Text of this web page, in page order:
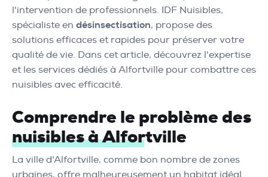
l'intervention de professionnels. IDF Nuisibles,
spécialiste en désinsectisation, propose des
solutions efficaces et rapides pour préserver votre
qualité de vie. Dans cet article, découvrez l'expertise
et les services dédiés à Alfortville pour combattre ces
nuisibles avec efficacité.
Comprendre le problème des
nuisibles à Alfortville
La ville d'Alfortville, comme bon nombre de zones
urbaines, offre malheureusement un habitat idéal